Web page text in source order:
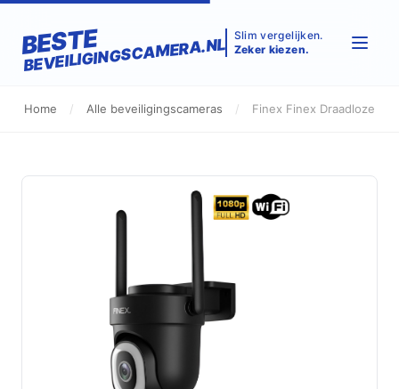
BESTE
BEVEILIGINGSCAMERA.NL Slim vergelijken.
Zeker kiezen.
Home / Alle beveiligingscameras / Finex Finex Draadloze